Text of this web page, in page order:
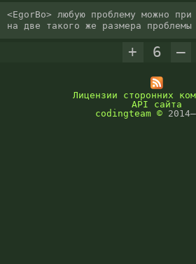
<EgorBo> любую проблему можно при
на две такого же размера проблемы
+ 6 –
Лицензии сторонних
API сайта
codingteam ©